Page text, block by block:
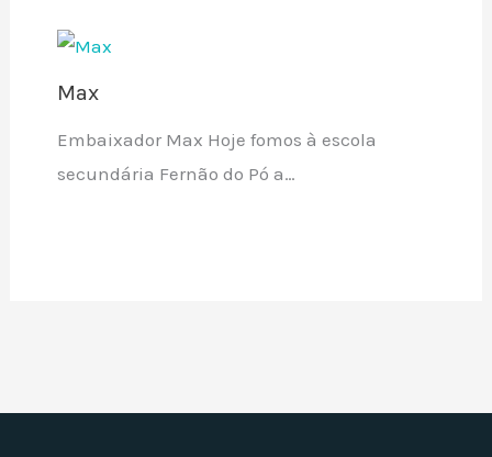
Max
Embaixador Max Hoje fomos à escola
secundária Fernão do Pó a…